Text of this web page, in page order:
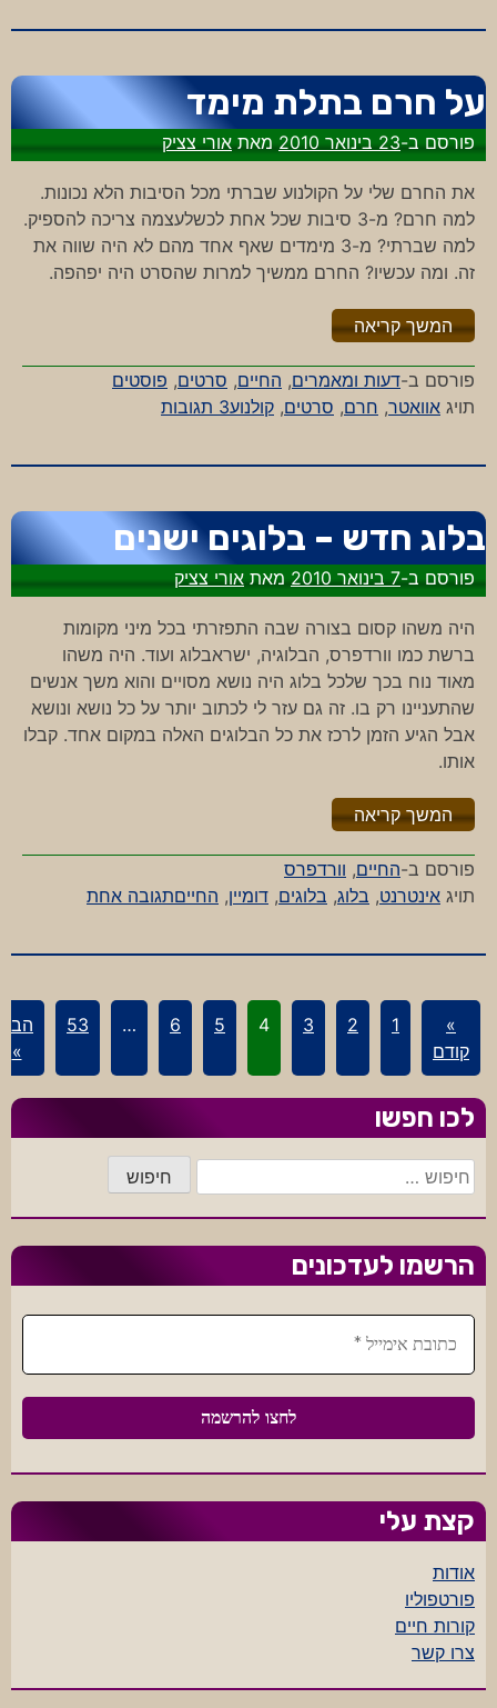
על חרם בתלת מימד
פורסם ב-23 בינואר 2010 מאתאורי צציק
את החרם שלי על הקולנוע שברתי מכל הסיבות הלא נכונות.
למה חרם? מ-3 סיבות שכל אחת לכשלעצמה צריכה להספיק.
למה שברתי? מ-3 מימדים שאף אחד מהם לא היה שווה את
זה. ומה עכשיו? החרם ממשיך למרות שהסרט היה יפהפה.
המשך קריאה"%s"
פורסם ב-דעות ומאמרים, החיים, סרטים, פוסטים
תויג אוואטר, חרם, סרטים, קולנוע3 תגובות
על
מימד
בלוג חדש – בלוגים ישנים
פורסם ב-7 בינואר 2010 מאתאורי צציק
היה משהו קסום בצורה שבה התפזרתי בכל מיני מקומות
ברשת כמו וורדפרס, הבלוגיה, ישראבלוג ועוד. היה משהו
מאוד נוח בכך שלכל בלוג היה נושא מסויים והוא משך אנשים
שהתעניינו רק בו. זה גם עזר לי לכתוב יותר על כל נושא ונושא
אבל הגיע הזמן לרכז את כל הבלוגים האלה במקום אחד. קבלו
אותו.
המשך קריאה"%s"
פורסם ב-החיים, וורדפרס
תויג אינטרנט, בלוג, בלוגים, דומיין, החייםתגובה אחתעל
בלוגים
ישנים
»
קודם
1
2
3
4
5
6
…
53
הבא
»
לכו חפשו
חיפוש:
הרשמו לעדכונים
קצת עלי
אודות
פורטפוליו
קורות חיים
צרו קשר